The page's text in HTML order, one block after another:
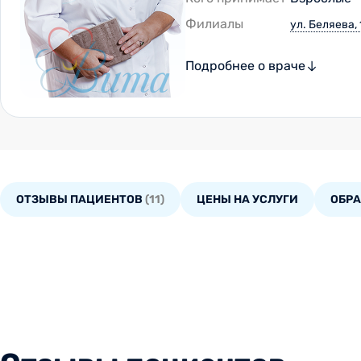
Филиалы
ул. Беляева,
Подробнее о враче
ОТЗЫВЫ ПАЦИЕНТОВ (11) ЦЕНЫ НА УСЛУГИ